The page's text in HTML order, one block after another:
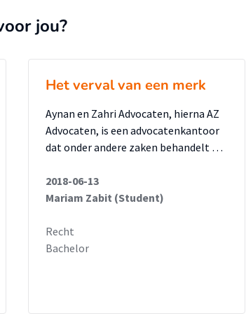
jou?
Het verval van een merk
Aynan en Zahri Advocaten, hierna AZ
Advocaten, is een advocatenkantoor
dat onder andere zaken behandelt …
2018-06-13
Mariam Zabit (Student)
Recht
Bachelor